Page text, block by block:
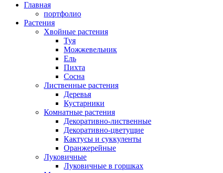
Главная
портфолио
Растения
Хвойные растения
Туя
Можжевельник
Ель
Пихта
Сосна
Лиственные растения
Деревья
Кустарники
Комнатные растения
Декоративно-лиственные
Декоративно-цветущие
Кактусы и суккуленты
Оранжерейные
Луковичные
Луковичные в горшках